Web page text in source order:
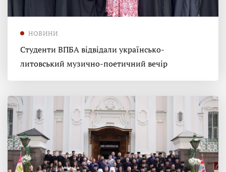
НОВИНИ
Студенти ВПБА відвідали українсько-
литовський музично-поетичний вечір